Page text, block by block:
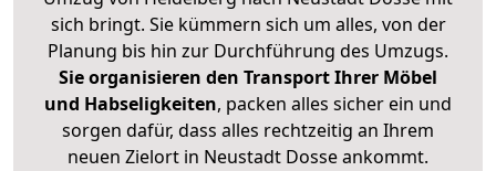
sich bringt. Sie kümmern sich um alles, von der
Planung bis hin zur Durchführung des Umzugs.
Sie organisieren den Transport Ihrer Möbel
und Habseligkeiten, packen alles sicher ein und
sorgen dafür, dass alles rechtzeitig an Ihrem
neuen Zielort in Neustadt Dosse ankommt.